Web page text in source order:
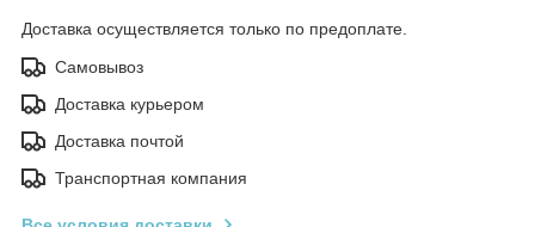
Доставка осуществляется только по предоплате.
Самовывоз
Доставка курьером
Доставка почтой
Транспортная компания